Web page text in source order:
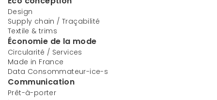
Design
Supply chain / Traçabilité
Textile & trims
Économie de la mode
Circularité / Services
Made in France
Data Consommateur-ice-s
Communication
Prêt-à-porter